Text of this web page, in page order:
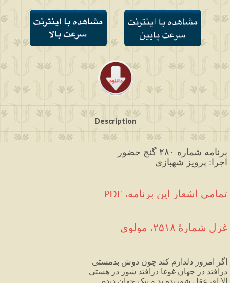
Description
برنامه شماره ۲۸۰ گنج حضور
اجرا: پرویز شهبازی
تمامی اشعار این برنامه، PDF
غزل شمارهٔ ۲۵۱۸، مولوی
اگر امروز دلدارم کند چون دوش بدمستی
درافتد در جهان غوغا درافتد شور در هستی